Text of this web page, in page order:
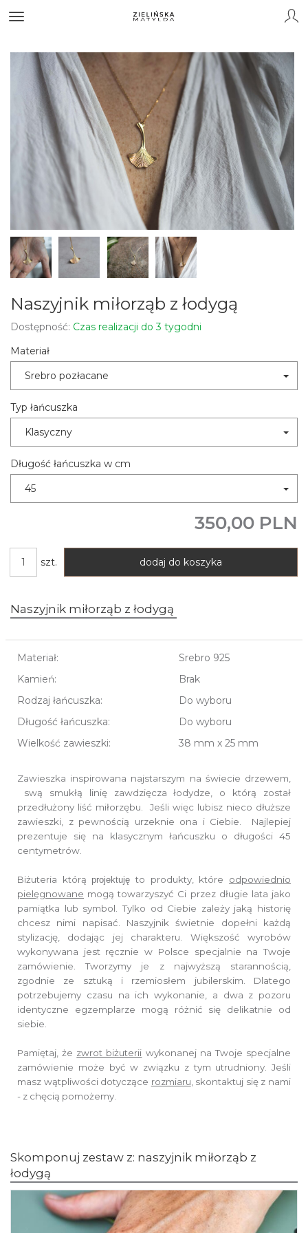
Naszyjnik miłorząb z łodygą
Dostępność: Czas realizacji do 3 tygodni
Materiał
Srebro pozłacane
Typ łańcuszka
Klasyczny
Długość łańcuszka w cm
45
350,00 PLN
szt. dodaj do koszyka
Naszyjnik miłorząb z łodygą
Materiał:
Srebro 925
Kamień:
Brak
Rodzaj łańcuszka:
Do wyboru
Długość łańcuszka:
Do wyboru
Wielkość zawieszki:
38 mm x 25 mm
Zawieszka inspirowana najstarszym na świecie drzewem,
swą smukłą linię zawdzięcza łodydze, o którą został
przedłużony liść miłorzębu. Jeśli więc lubisz nieco dłuższe
zawieszki, z pewnością urzeknie ona i Ciebie. Najlepiej
prezentuje się na klasycznym łańcuszku o długości 45
centymetrów.
Biżuteria którą projektuję to produkty, które odpowiednio
pielęgnowane mogą towarzyszyć Ci przez długie lata jako
pamiątka lub symbol.Tylko od Ciebie zależy jaką historię
chcesz nimi napisać. Naszyjnik świetnie dopełni każdą
stylizację, dodając jej charakteru. Większość wyrobów
wykonywana jest ręcznie w Polsce specjalnie na Twoje
zamówienie.Tworzymy je z najwyższą starannością,
zgodnie ze sztuką i rzemiosłem jubilerskim. Dlatego
potrzebujemy czasu na ich wykonanie, a dwa z pozoru
identyczne egzemplarze mogą różnić się delikatnie od
siebie.
Pamiętaj, że zwrot biżuterii wykonanej na Twoje specjalne
zamówienie może być w związku z tym utrudniony. Jeśli
masz wątpliwości dotyczące rozmiaru skontaktuj się z nami
- z chęcią pomożemy.
Skomponuj zestaw z: naszyjnik miłorząb z
łodygą